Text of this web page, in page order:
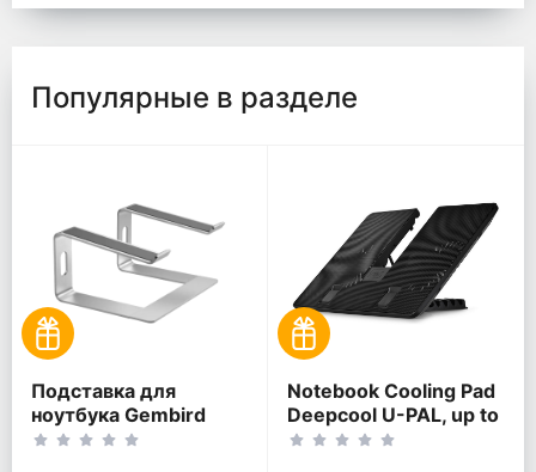
Популярные в разделе
Подставка для
ноутбука Gembird
NBS-D1-01, 15,6",
Notebook Cooling Pad
Deepcool U-PAL, up to
15.6'', 2x140mm,